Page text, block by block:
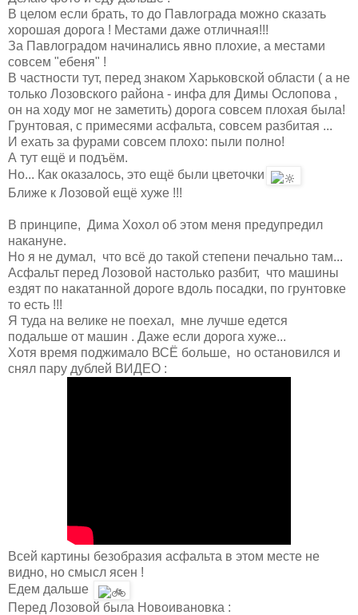
В целом если брать, то до Павлограда можно сказать
хорошая дорога ! Местами даже отличная!!!
За Павлоградом начинались явно плохие, а местами
совсем "ебеня" !
В частности тут, перед знаком Харьковской области ( а не
только Лозовского района - инфа для Димы Ослопова ,
он на ходу мог не заметить) дорога совсем плохая была!
Грунтовая, с примесями асфальта, совсем разбитая ...
И ехать за фурами совсем плохо: пыли полно!
А тут ещё и подъём.
Но... Как оказалось, это ещё были цветочки
Ближе к Лозовой ещё хуже !!!
В принципе, Дима Хохол об этом меня предупредил
накануне.
Но я не думал, что всё до такой степени печально там...
Асфальт перед Лозовой настолько разбит, что машины
ездят по накатанной дороге вдоль посадки, по грунтовке
то есть !!!
Я туда на велике не поехал, мне лучше едется
подальше от машин . Даже если дорога хуже...
Хотя время поджимало ВСЁ больше, но остановился и
снял пару дублей ВИДЕО :
Всей картины безобразия асфальта в этом месте не
видно, но смысл ясен !
Едем дальше
Перед Лозовой была Новоивановка :